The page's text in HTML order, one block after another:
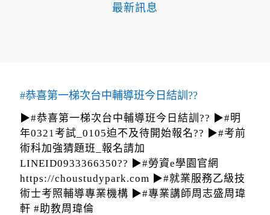
最新訊息
#恭喜第一梯次台中輔導班今日結訓??
▶#恭喜第一梯次台中輔導班今日結訓?? ▶#明
年0321考試_0105迫不及待開始報名?? ▶#考前
術科加強猜題班_報名請加
LINEID0933366350?? ▶#勞資e學園官網
https://choustudypark.com ▶#就業服務乙級技
術士考照輔導專業機構 ▶#專業講師周志盛周瑋
軒 #助教周瑋倫